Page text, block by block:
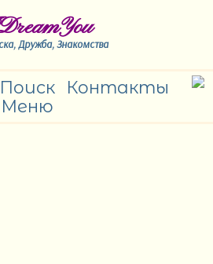
Дружба, Знакомства
Поиск
Контакты
Меню